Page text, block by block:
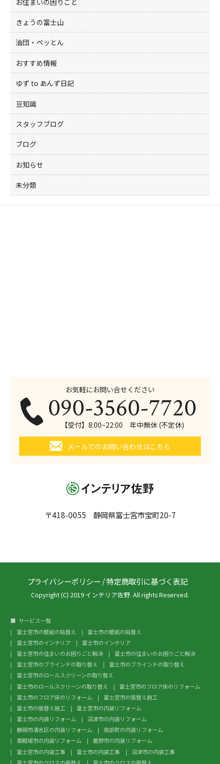
k
きょうの富士山
油団・ペッとん
おすすめ情報
ゆず to あんず日記
豆知識
スタッフブログ
ブログ
お知らせ
未分類
お気軽にお問い合せください
090-3560-7720
【受付】8:00~22:00 年中無休 (不定休)
メールでのお問い合わせはこちら
〒418-0055 静岡県富士宮市宝町20-7
プライバシーポリシー /特定商取引に基づく表記
Copyright (C) 2019 インテリア佐野. All rights Reserved.
サービス一覧
富士宮市の壁紙の貼替え
富士市の壁紙の貼替え
富士宮市のインテリア
富士市のインテリア
富士宮市の住まいのお困りごと解決
富士市の住まいのお困りごと解決
富士宮市のブラインドの取り替え
富士市のブラインドの取り替え
富士宮市のロールスクリーンの取り替え
富士市のロールスクリーンの取り替え
富士宮市のフロア床のリフォーム
富士市のフロア床のリフォーム
富士宮市の張替え施工
富士市の張替え施工
富士宮市の内装リフォーム
富士市の内装リフォーム
沼津市の内装リフォーム
静岡市清水区の内装リフォーム
南部町の内装リフォーム
御殿場市の内装リフォーム
裾野市の内装リフォーム
富士宮市の内装工事
富士市の内装工事
沼津市の内装工事